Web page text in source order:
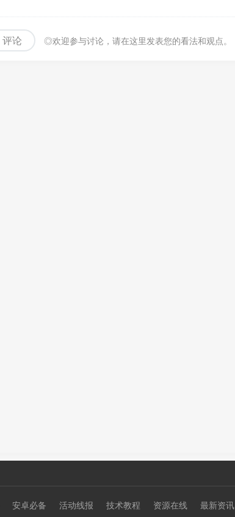
评论 ◎欢迎参与讨论，请在这里发表您的看法和观点。
安卓必备 活动线报 技术教程 资源在线 最新资讯